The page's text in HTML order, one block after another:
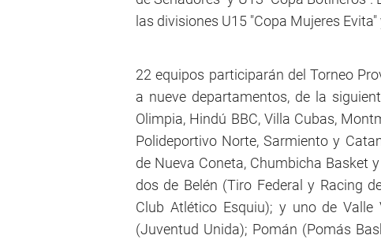
las divisiones U15 "Copa Mujeres
22 equipos participarán del Torneo
a nueve departamentos, de la
Olimpia, Hindú BBC, Villa Cubas,
Polideportivo Norte, Sarmiento y
de Nueva Coneta, Chumbicha Basket
dos de Belén (Tiro Federal y Racing
Club Atlético Esquiu); y uno de
(Juventud Unida); Pomán (Pomás